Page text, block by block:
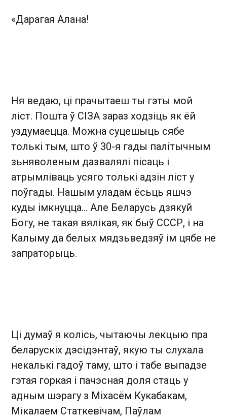
«Дарагая Алана!
Ня ведаю, ці прачытаеш ты гэты мой
ліст. Пошта ў СІЗА зараз ходзіць як ёй
уздумаецца. Можна суцешыць сябе
толькі тым, што ў 30-я гады палітычным
зьняволеным дазвалялі пісаць і
атрымліваць усяго толькі адзін ліст у
поўгады. Нашым уладам ёсьць яшчэ
куды імкнуцца… Але Беларусь дзякуй
Богу, не такая вялікая, як быў СССР, і на
Калыму да белых мядзьведзяў ім цябе не
запраторыць.
Ці думаў я колісь, чытаючы лекцыю пра
беларускіх дэсідэнтаў, якую ты слухала
некалькі гадоў таму, што і табе выпадзе
гэтая горкая і пачэсная доля стаць у
адным шэрагу з Міхасём Кукабакам,
Мікалаем Статкевічам, Паўлам